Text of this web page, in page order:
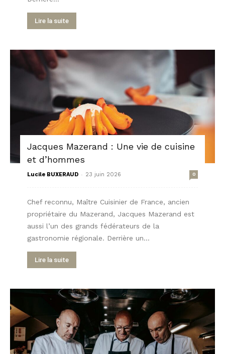
Lire la suite
Jacques Mazerand : Une vie de cuisine
et d’hommes
Lucile BUXERAUD - 23 juin 2026 0
Chef reconnu, Maître Cuisinier de France, ancien
propriétaire du Mazerand, Jacques Mazerand est
aussi l’un des grands fédérateurs de la
gastronomie régionale. Derrière un...
Lire la suite